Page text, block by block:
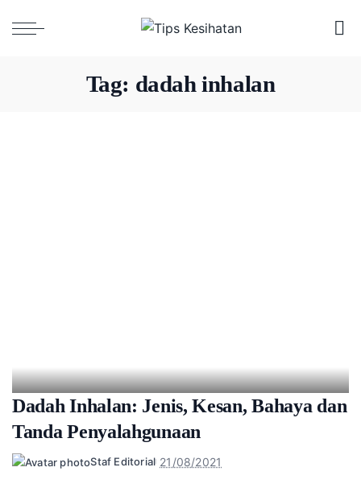
Tag: dadah inhalan
Dadah Inhalan: Jenis, Kesan, Bahaya dan
Tanda Penyalahgunaan
Posted
Staf Editorial 21/08/2021